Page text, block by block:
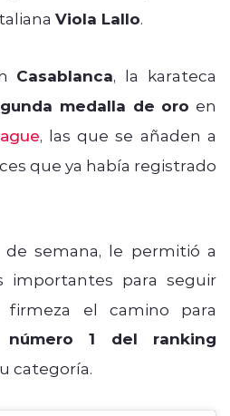
Viola Lallo.
Casablanca, la karateca
medalla de oro en
, las que se añaden a
que ya había registrado
semana, le permitió a
importantes para seguir
firmeza el camino para
1 del ranking
categoría.